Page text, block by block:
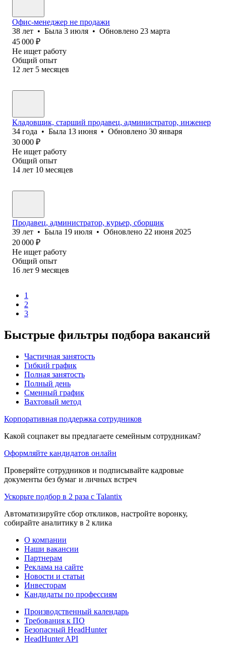
Офис-менеджер не продажи
38 лет • Была 3 июля • Обновлено 23 марта
45 000 ₽
Не ищет работу
Общий опыт
12 лет 5 месяцев
Кладовщик, старший продавец, администратор, инженер
34 года • Была 13 июня • Обновлено 30 января
30 000 ₽
Не ищет работу
Общий опыт
14 лет 10 месяцев
Продавец, администратор, курьер, сборщик
39 лет • Была 19 июля • Обновлено 22 июня 2025
20 000 ₽
Не ищет работу
Общий опыт
16 лет 9 месяцев
1
2
3
Быстрые фильтры подбора вакансий
Частичная занятость
Гибкий график
Полная занятость
Полный день
Сменный график
Вахтовый метод
Корпоративная поддержка сотрудников
Какой соцпакет вы предлагаете семейным сотрудникам?
Оформляйте кандидатов онлайн
Проверяйте сотрудников и подписывайте кадровые
документы без бумаг и личных встреч
Ускорьте подбор в 2 раза с Talantix
Автоматизируйте сбор откликов, настройте воронку,
собирайте аналитику в 2 клика
О компании
Наши вакансии
Партнерам
Реклама на сайте
Новости и статьи
Инвесторам
Кандидаты по профессиям
Производственный календарь
Требования к ПО
Безопасный HeadHunter
HeadHunter API